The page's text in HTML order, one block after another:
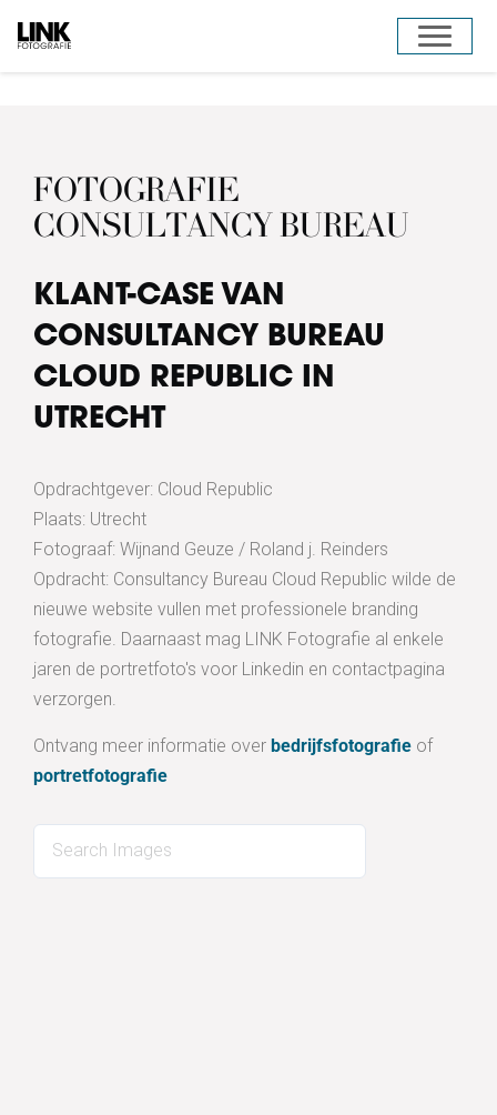
naar
Toggle
FOTOGRAFIE
CONSULTANCY BUREAU
KLANT-CASE VAN
CONSULTANCY BUREAU
CLOUD REPUBLIC IN
UTRECHT
Opdrachtgever: Cloud Republic
Plaats: Utrecht
Fotograaf: Wijnand Geuze / Roland j. Reinders
Opdracht: Consultancy Bureau Cloud Republic wilde de
nieuwe website vullen met professionele branding
fotografie. Daarnaast mag LINK Fotografie al enkele
jaren de portretfoto's voor Linkedin en contactpagina
verzorgen.
Ontvang meer informatie over bedrijfsfotografie of
portretfotografie